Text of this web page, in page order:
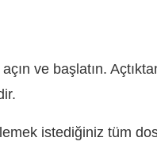
ve başlatın.
istediğiniz tüm